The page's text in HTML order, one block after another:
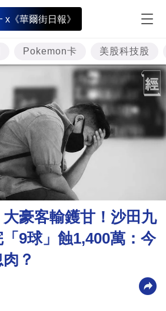
x《華爾街日報》
Pokemon卡 美股科技股
大豪客輸鑊甘！沙田九
9球」蝕1,400萬：今
？